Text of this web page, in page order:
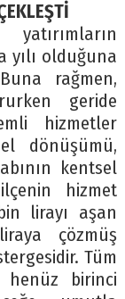
yılı olduğuna
rağmen,
geride
hizmetler
dönüşümü,
kentsel
hizmet
lirayı aşan
çözmüş
Tüm
henüz birinci